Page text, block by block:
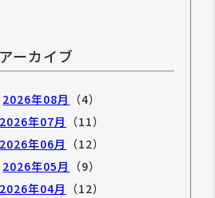
アーカイブ
2026年08月 （4）
2026年07月 （11）
2026年06月 （12）
2026年05月 （9）
2026年04月 （12）